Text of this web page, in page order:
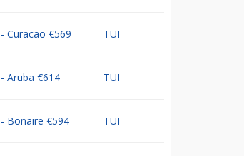
Curacao €569 TUI
Aruba €614 TUI
Bonaire €594 TUI